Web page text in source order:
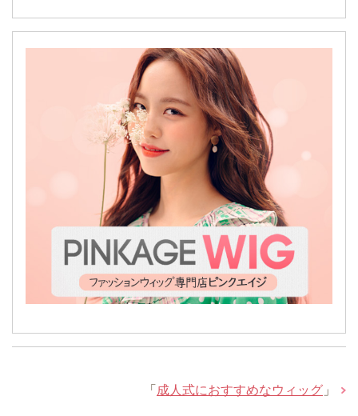
「 成人式におすすめなウィッグ 」